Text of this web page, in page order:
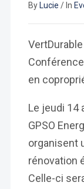
By Lucie / In
en
Le jeudi 14
GPSO
organisent
rénovation
Celle-ci